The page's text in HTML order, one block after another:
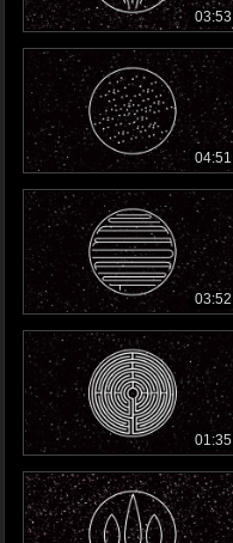
03:53
04:51
03:52
01:35